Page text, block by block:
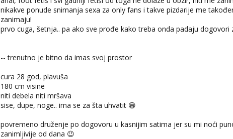
nikakve ponude snimanja sexa za only fans i takve pizdarije me
zanimaju!
prvo cuga, šetnja.. pa ako sve prođe kako treba onda padaju dogovori
-- trenutno je bitno da imas svoj prostor
cura 28 god, plavuša
180 cm visine
niti debela niti mršava
sise, dupe, noge.. ima se za šta uhvatit 😁
povremeno druženje po dogovoru u kasnijim satima jer su mi noći
zanimljivije od dana 😉